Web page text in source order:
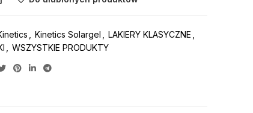
Kinetics Solargel LAKIERY KLASYCZNE
WSZYSTKIE PRODUKTY